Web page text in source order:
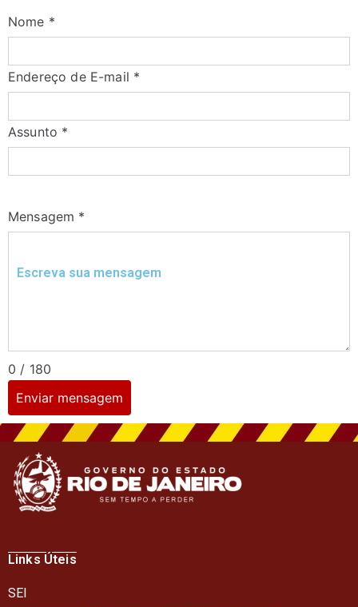
Nome *
Endereço de E-mail *
Assunto *
Mensagem *
0 / 180
Enviar mensagem
Links Úteis
SEI